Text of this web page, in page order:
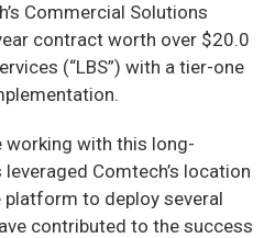
Commercial Solutions
contract worth over $20.0
(“LBS”) with a tier-one
working with this long-
Comtech’s location
to deploy several
contributed to the success